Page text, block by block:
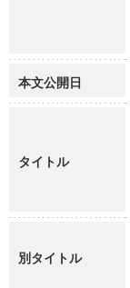
本文公開日
タイトル
別タイトル